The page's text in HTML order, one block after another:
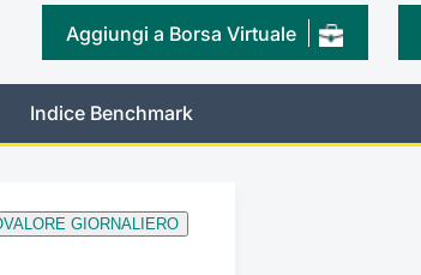
Aggiungi a Borsa Virtuale
Indice Benchmark